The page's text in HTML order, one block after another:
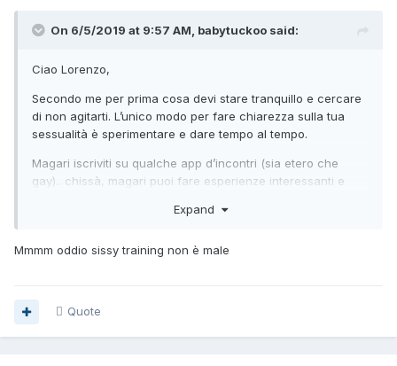
On 6/5/2019 at 9:57 AM, babytuckoo said:
Ciao Lorenzo,
Secondo me per prima cosa devi stare tranquillo e cercare
di non agitarti. L’unico modo per fare chiarezza sulla tua
sessualità è sperimentare e dare tempo al tempo.
Magari iscriviti su qualche app d’incontri (sia etero che
gay).. chissà, magari puoi fare esperienze interessanti e
Expand
Mmmm oddio sissy training non è male
Quote